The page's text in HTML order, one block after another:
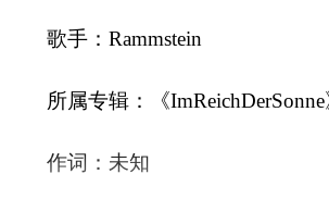
歌手：Rammstein
所属专辑：《ImReichDerSonne
作词：未知